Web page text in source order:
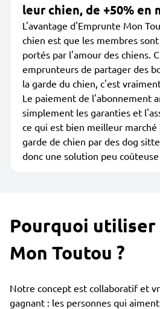
leur chien, de +50% en
L'avantage d'Emprunte Mon
chien est que les membres
portés par l'amour des chiens.
emprunteurs de partager des
la garde du chien, c'est
Le paiement de l'abonnement
simplement les garanties et
ce qui est bien meilleur
garde de chien par des dog
donc une solution peu
Pourquoi utiliser
Mon Toutou ?
Notre concept est collaboratif et
gagnant : les personnes qui